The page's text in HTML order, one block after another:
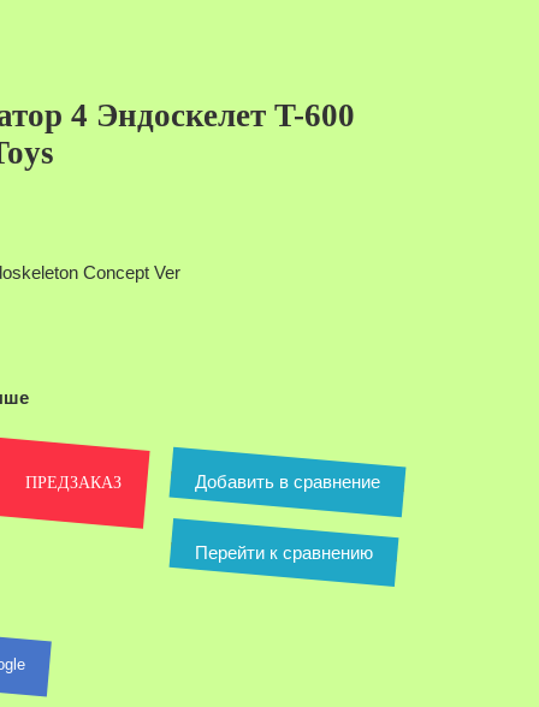
товар отсутствует
4 Эндоскелет T-600
Concept Ver
ПРЕДЗАКАЗ Добавить в сравнение
Перейти к сравнению